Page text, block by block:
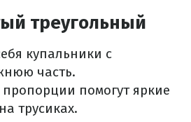
треугольный
купальники с
часть.
помогут яркие
трусиках.